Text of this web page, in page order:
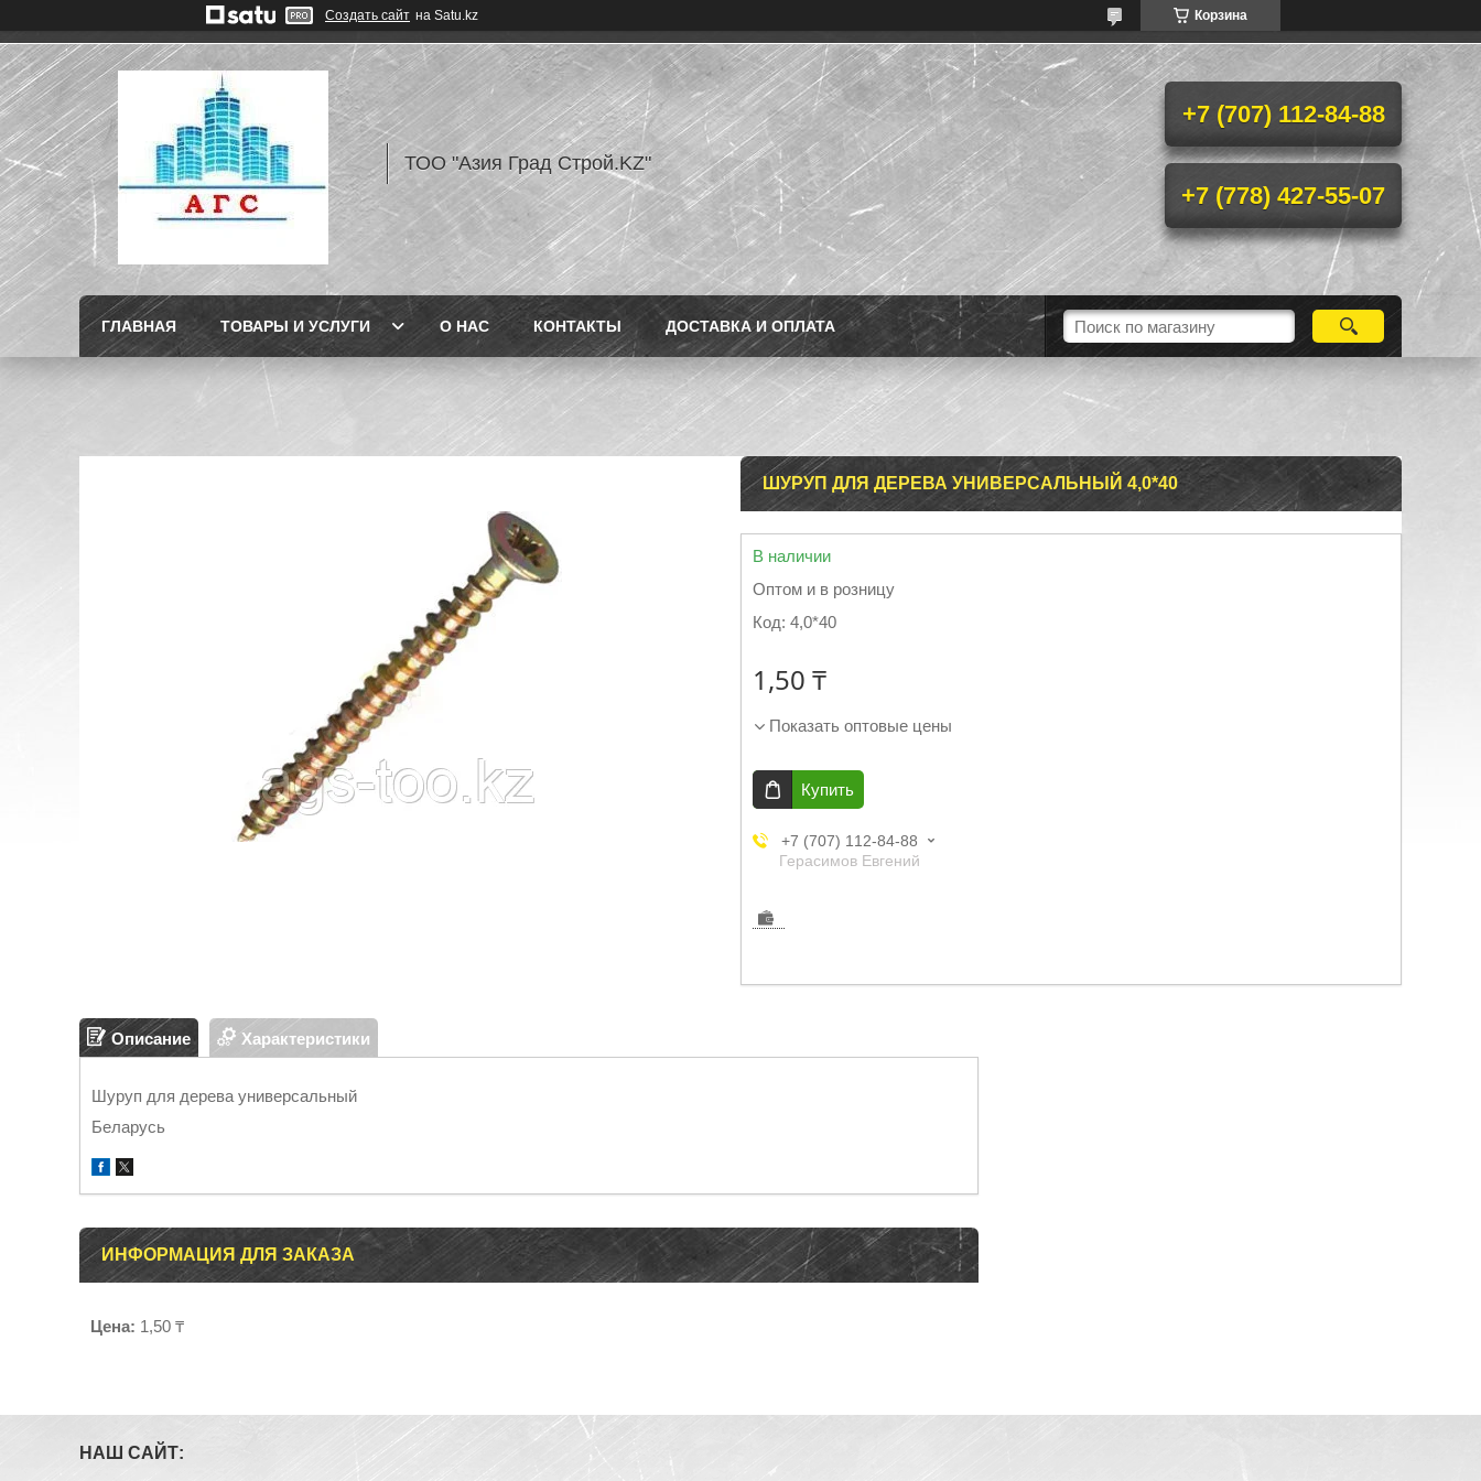
Создать сайт на Satu.kz Корзина
ТОО "Азия Град Строй.KZ"
+7 (707) 112-84-88
+7 (778) 427-55-07
ГЛАВНАЯ ТОВАРЫ И УСЛУГИ О НАС КОНТАКТЫ ДОСТАВКА И ОПЛАТА
ШУРУП ДЛЯ ДЕРЕВА УНИВЕРСАЛЬНЫЙ 4,0*40
В наличии
Оптом и в розницу
Код: 4,0*40
1,50 ₸
Показать оптовые цены
Купить
+7 (707) 112-84-88
Герасимов Евгений
Описание Характеристики
Шуруп для дерева универсальный
Беларусь
ИНФОРМАЦИЯ ДЛЯ ЗАКАЗА
Цена: 1,50 ₸
НАШ САЙТ: